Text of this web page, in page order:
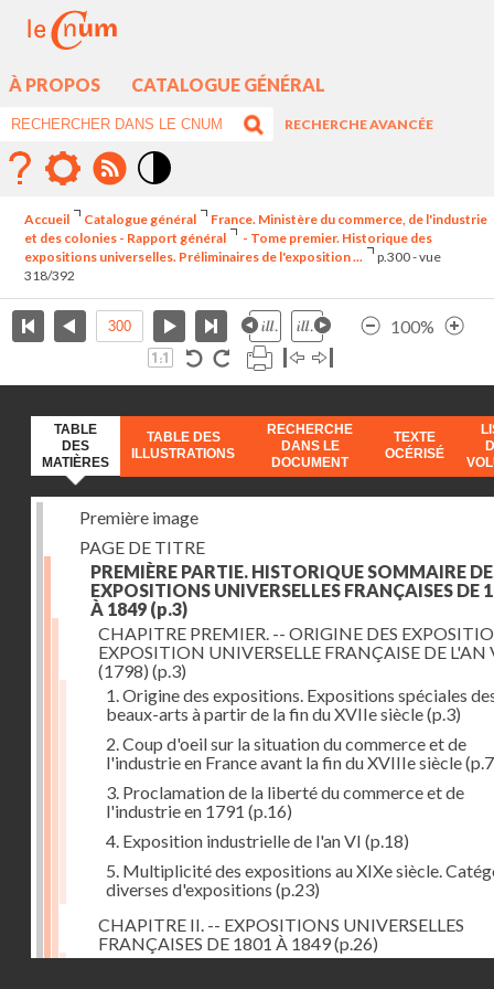
À PROPOS CATALOGUE GÉNÉRAL
RECHERCHE AVANCÉE
élévé
Accueil Catalogue général
France. Ministère du commerce, de l'industrie
et des colonies - Rapport général
- Tome premier. Historique des
expositions universelles. Préliminaires de l'exposition ...
p.300 - vue
318/392
100%
TABLE
DES
MATIÈRES
TABLE DES
ILLUSTRATIONS
RECHERCHE
DANS LE
DOCUMENT
TEXTE
OCÉRISÉ
Première image
PAGE DE TITRE
PREMIÈRE PARTIE. HISTORIQUE SOMMAIRE
EXPOSITIONS UNIVERSELLES FRANÇAISES DE
À 1849 (p.3)
CHAPITRE PREMIER. -- ORIGINE DES
EXPOSITION UNIVERSELLE FRANÇAISE DE L'AN
(1798) (p.3)
1. Origine des expositions. Expositions spéciales
beaux-arts à partir de la fin du XVIIe siècle(p.3)
2. Coup d'oeil sur la situation du commerce et de
l'industrie en France avant la fin du XVIIIe siècle
3. Proclamation de la liberté du commerce et de
l'industrie en 1791 (p.16)
4. Exposition industrielle de l'an VI (p.18)
5. Multiplicité des expositions au XIXe siècle.
diverses d'expositions (p.23)
CHAPITRE II. -- EXPOSITIONS UNIVERSELLES
FRANÇAISES DE 1801 À 1849(p.26)